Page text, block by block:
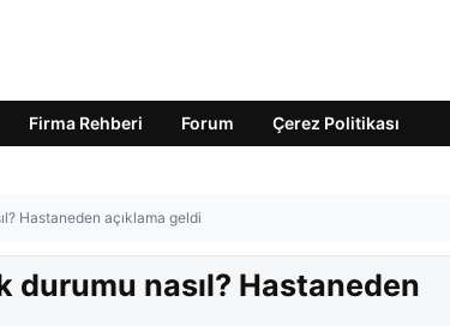
Firma Rehberi Forum Çerez Politikası
Hastaneden açıklama geldi
durumu nasıl? Hastaneden